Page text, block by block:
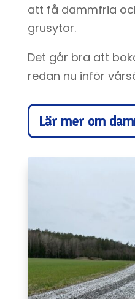
att få dammfria
grusytor.
Det går bra att
redan nu inför
Lär mer om